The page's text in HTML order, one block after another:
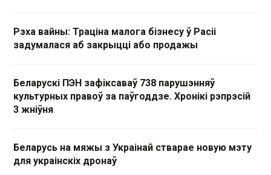
Рэха вайны: Траціна малога бізнесу ў Расіі
задумалася аб закрыцці або продажы
Беларускі ПЭН зафіксаваў 738 парушэнняў
культурных правоў за паўгоддзе. Хронікі рэпрэсій
3 жніўня
Беларусь на мяжы з Украінай стварае новую мэту
для украінскіх дронаў